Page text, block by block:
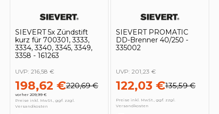
SIEVERT 5x Zündstift
kurz für 700301, 3333,
3334, 3340, 3345, 3349,
3358 - 161263
198,62 €220,69 €
vorher 209,99 €
UVP: 216,58 €
Preise inkl. MwSt., ggf. zzgl.
Versandkosten
SIEVERT PROMATIC
DD-Brenner 40/250 -
335002
122,03 €135,59 €
UVP: 201,23 €
Preise inkl. MwSt., ggf. zzgl.
Versandkosten